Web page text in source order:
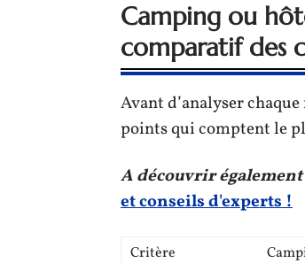
Camping ou
comparatif des
Avant d’analyser
points qui comptent le
A découvrir également
et conseils d'experts !
Critère